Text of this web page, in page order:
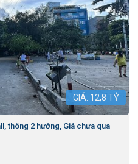
GIÁ: 12,8 TỶ
thông 2 hướng, Giá chưa qua